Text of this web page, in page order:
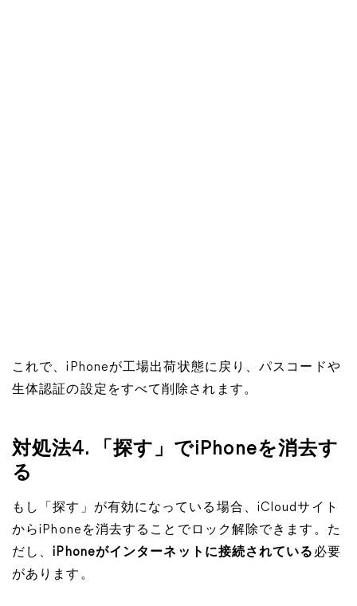
これで、iPhoneが工場出荷状態に戻り、パスコードや
生体認証の設定をすべて削除されます。
対処法4. 「探す」でiPhoneを消去す
る
もし「探す」が有効になっている場合、iCloudサイト
からiPhoneを消去することでロック解除できます。た
だし、iPhoneがインターネットに接続されている 必要
があります。